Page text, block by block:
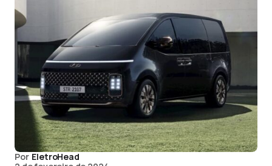
Por EletroHead